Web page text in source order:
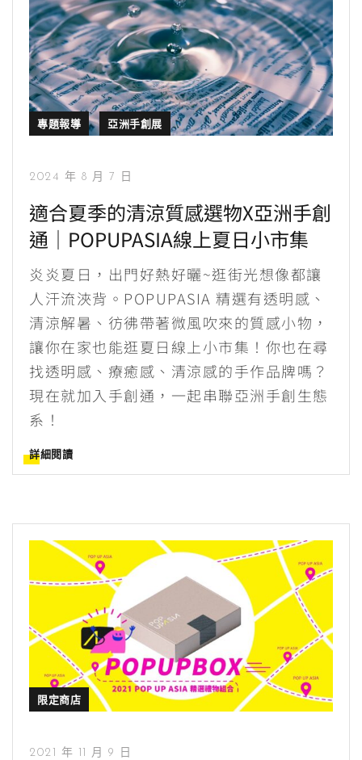
專題報導 亞洲手創展
2024 年 8 月 7 日
適合夏季的清涼質感選物X亞洲手創
通｜POPUPASIA線上夏日小市集
炎炎夏日，出門好熱好曬~逛街光想像都讓
人汗流浹背。POPUPASIA 精選有透明感、
清涼解暑、彷彿帶著微風吹來的質感小物，
讓你在家也能逛夏日線上小市集！你也在尋
找透明感、療癒感、清涼感的手作品牌嗎？
現在就加入手創通，一起串聯亞洲手創生態
系！
詳細閱讀
限定商店
2021 年 11 月 9 日